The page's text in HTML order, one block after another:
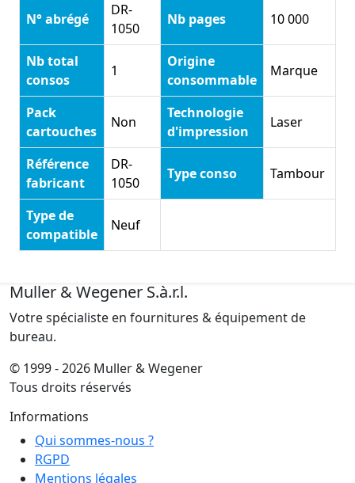
N° abrégé
DR-
1050
Nb pages 10 000
Nb total
consos
1
Origine
consommable
Marque
Pack
cartouches
Non
Technologie
d'impression
Laser
Référence
fabricant
DR-
1050
Type conso Tambour
Type de
compatible
Neuf
Muller & Wegener S.à.r.l.
Votre spécialiste en fournitures & équipement de
bureau.
© 1999 - 2026 Muller & Wegener
Tous droits réservés
Informations
Qui sommes-nous ?
RGPD
Mentions légales